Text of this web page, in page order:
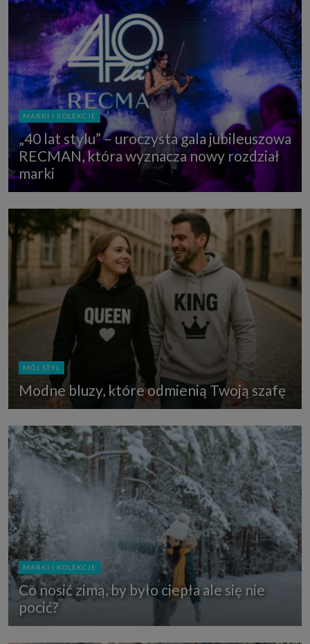
MARKI I KOLEKCJE
„40 lat stylu” – uroczysta gala jubileuszowa
RECMAN, która wyznacza nowy rozdział
marki
MÓJ STYL
Modne bluzy, które odmienią Twoją szafę
MARKI I KOLEKCJE
Co nosić zimą, by było ciepła ale się nie
pocić?